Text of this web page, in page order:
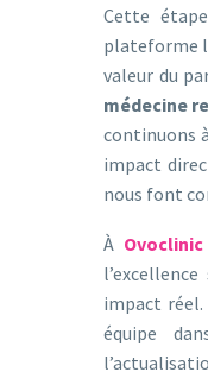
Cette
plateforme
valeur du
médecine
continuons
impact
nous font
À Ovoclinic
impact réel.
équipe